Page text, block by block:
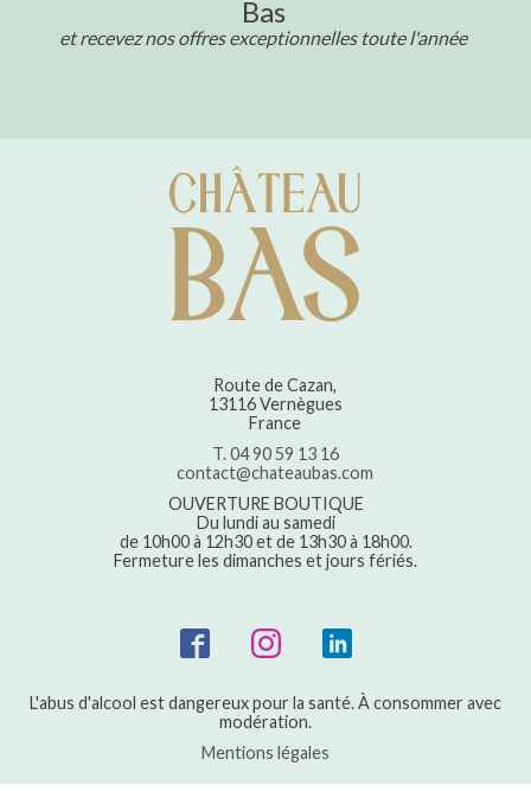
Bas
et recevez nos offres exceptionnelles toute l'année
Route de Cazan,
13116 Vernègues
France
T. 04 90 59 13 16
contact@chateaubas.com
OUVERTURE BOUTIQUE
Du lundi au samedi
de 10h00 à 12h30 et de 13h30 à 18h00.
Fermeture les dimanches et jours fériés.
L'abus d'alcool est dangereux pour la santé. À consommer avec
modération.
Mentions légales